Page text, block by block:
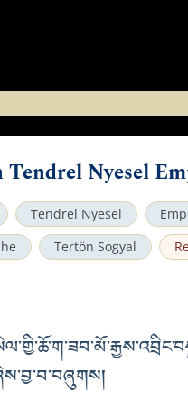
Nyesel
Tendrel Nyesel
Tertön Sogyal